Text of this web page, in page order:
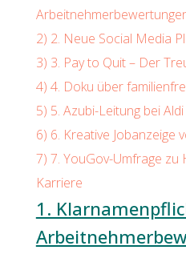
2) 2. Neue Social Media
3) 3. Pay to Quit – Der
4) 4. Doku über
5) 5. Azubi-Leitung bei Aldi
6) 6. Kreative Jobanzeige
7) 7. YouGov-Umfrage zu
Karriere
1.